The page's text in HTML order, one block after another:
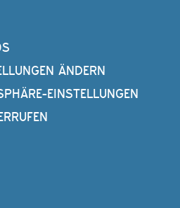
ÄNDERN
EINSTELLUNGEN